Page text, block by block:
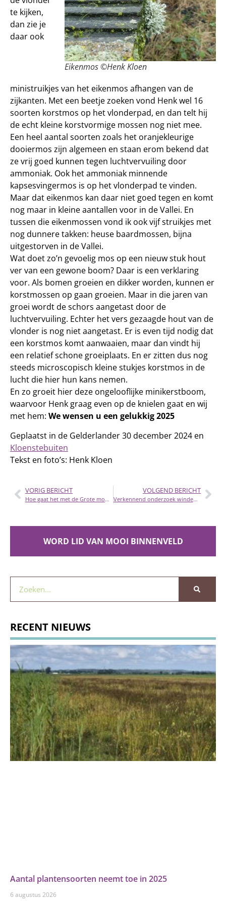
Eikenmos ©Henk Kloen
te kijken,
dan zie je
daar ook
ministruikjes van het eikenmos afhangen van de
zijkanten. Met een beetje zoeken vond Henk wel 16
soorten korstmos op het vlonderpad, en dan telt hij
de echt kleine korstvormige mossen nog niet mee.
Een heel aantal soorten zoals het oranjekleurige
dooiermos zijn algemeen en staan erom bekend dat
ze vrij goed kunnen tegen luchtvervuiling door
ammoniak. Ook het ammoniak minnende
kapsesvingermos is op het vlonderpad te vinden.
Maar dat eikenmos kan daar niet goed tegen en komt
nog maar in kleine aantallen voor in de Vallei. En
tussen die eikenmossen vond ik ook vijf struikjes met
nog dunnere takken: heuse baardmossen, bijna
uitgestorven in de Vallei.
Wat doet zo’n gevoelig mos op een nieuw stuk hout
ver van een gewone boom? Daar is een verklaring
voor. Als bomen groeien en dikker worden, kunnen er
korstmossen op gaan groeien. Maar in die jaren van
groei wordt de schors aangetast door de
luchtvervuiling. Echter het vers gezaagde hout van de
vlonder is nog niet aangetast. Er is even tijd nodig dat
een korstmos komt aanwaaien, maar dan vindt hij
een relatief schone groeiplaats. En er zitten dus nog
steeds microscopisch kleine stukjes korstmos in de
lucht die hier hun kans nemen.
En zo groeit hier deze ongelooflijke minikerstboom,
waarvoor Henk graag even op de knielen gaat en wij
met hem: We wensen u een gelukkig 2025
Geplaatst in de Gelderlander 30 december 2024 en
Kloenstebuiten
Tekst en foto’s: Henk Kloen
VORIG BERICHT
Hoe gaat het met de Grote modderkruiper en het Gentiaanblauwtje?
VOLGEND BERICHT
Verkennend onderzoek windenergie in het Binnenveld
WORD LID VAN MOOI BINNENVELD
RECENT NIEUWS
Aantal plantensoorten neemt toe in 2025
6 augustus 2026